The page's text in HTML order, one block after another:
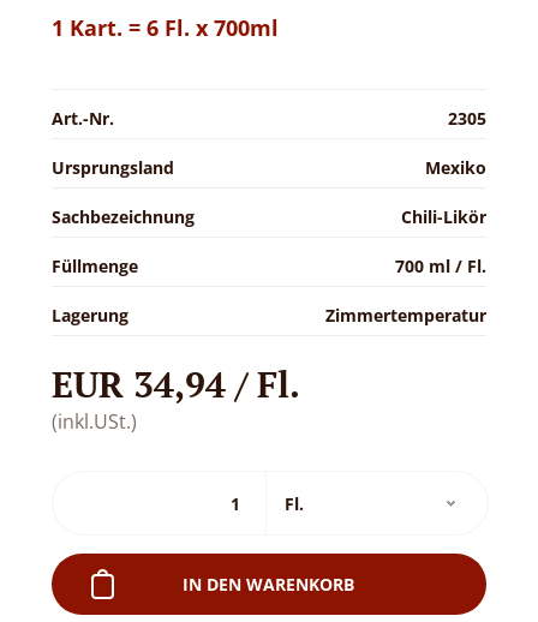
1 Kart. = 6 Fl. x 700ml
Art.-Nr. 2305
Ursprungsland Mexiko
Sachbezeichnung Chili-Likör
Füllmenge 700 ml / Fl.
Lagerung Zimmertemperatur
EUR 34,94 / Fl.
(inkl.USt.)
IN DEN WARENKORB